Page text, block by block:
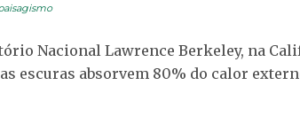
Nacional Lawrence Berkeley, na
escuras absorvem 80% do calor